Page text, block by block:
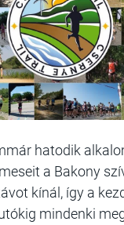
hatodik
a Bakony
kínál, így a
mindenki